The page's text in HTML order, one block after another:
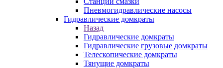
Пневмогидравлические насосы
Гидравлические домкраты
Назад
Гидравлические домкраты
Гидравлические грузовые домкраты
Телескопические домкраты
Тянущие домкраты